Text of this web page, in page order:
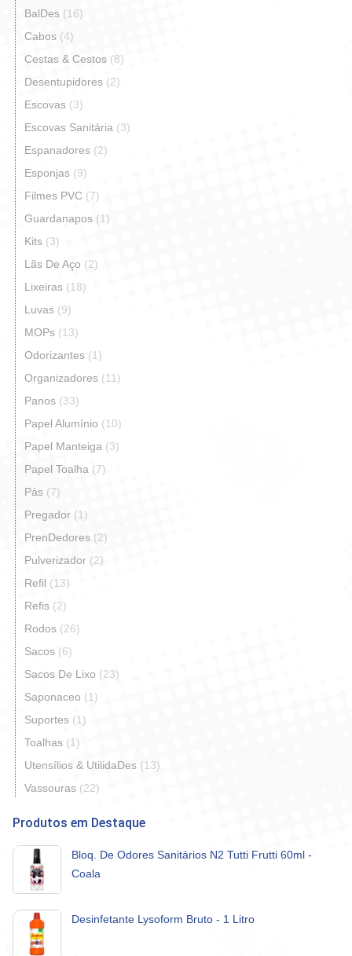
BalDes (16)
Cabos (4)
Cestas & Cestos (8)
Desentupidores (2)
Escovas (3)
Escovas Sanitária (3)
Espanadores (2)
Esponjas (9)
Filmes PVC (7)
Guardanapos (1)
Kits (3)
Lãs De Aço (2)
Lixeiras (18)
Luvas (9)
MOPs (13)
Odorizantes (1)
Organizadores (11)
Panos (33)
Papel Alumínio (10)
Papel Manteiga (3)
Papel Toalha (7)
Pás (7)
Pregador (1)
PrenDedores (2)
Pulverizador (2)
Refil (13)
Refis (2)
Rodos (26)
Sacos (6)
Sacos De Lixo (23)
Saponaceo (1)
Suportes (1)
Toalhas (1)
Utensílios & UtilidaDes (13)
Vassouras (22)
Produtos em Destaque
Bloq. De Odores Sanitários N2 Tutti Frutti 60ml -
Coala
Desinfetante Lysoform Bruto - 1 Litro